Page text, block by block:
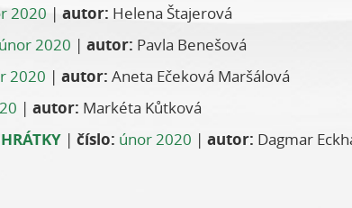
2020 | autor: Helena Štajerová
únor 2020 | autor: Pavla Benešová
2020 | autor: Aneta Ečeková Maršálová
| autor: Markéta Kůtková
| číslo: únor 2020 | autor: Dagmar